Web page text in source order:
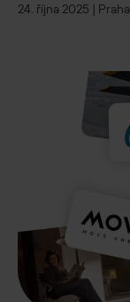
24. října 2025 | Praha